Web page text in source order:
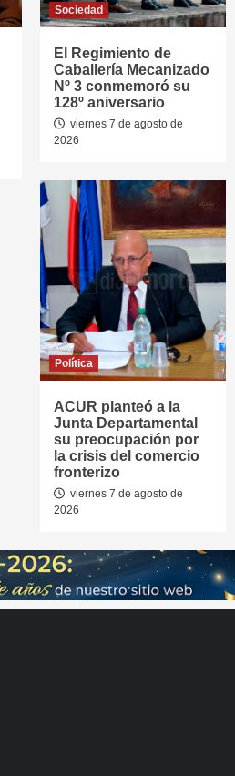
Sociedad
El Regimiento de
Caballería Mecanizado
Nº 3 conmemoró su
128º aniversario
viernes 7 de agosto de
2026
Política
ACUR planteó a la
Junta Departamental
su preocupación por
la crisis del comercio
fronterizo
viernes 7 de agosto de
2026